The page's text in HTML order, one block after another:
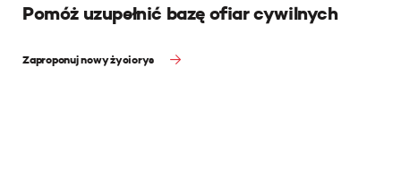
Pomóż uzupełnić bazę ofiar cywilnych
Zaproponuj nowy życiorys